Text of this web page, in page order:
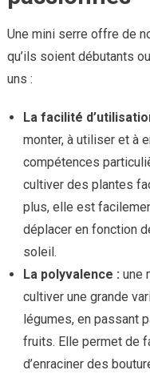
Une mini serre offre de
qu’ils soient débutants
uns :
La facilité
monter, à utiliser et à
compétences
cultiver des plantes
plus, elle est
déplacer en fonction
soleil.
La polyvalence : une
cultiver une grande
légumes, en passant
fruits. Elle permet de
d’enraciner des